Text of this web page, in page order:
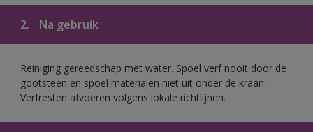
2. Na gebruik
Reiniging gereedschap met water. Spoel verf nooit door de
gootsteen en spoel materialen niet uit onder de kraan.
Verfresten afvoeren volgens lokale richtlijnen.